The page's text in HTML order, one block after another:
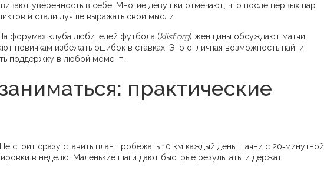
уверенность в себе. Многие девушки отмечают, что после первых пар
и стали лучше выражать свои мысли.
форумах клуба любителей футбола (klisf.org) женщины обсуждают матчи,
новичкам избежать ошибок в ставках. Это отличная возможность найти
поддержку в любой момент.
практические
стоит сразу ставить план пробежать 10 км каждый день. Начни с 20‑минутной
в неделю. Маленькие шаги дают быстрые результаты и держат